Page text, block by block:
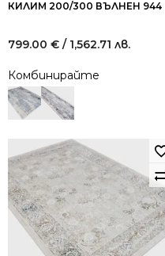
КИЛИМ 200/300 ВЪЛНЕН 944
799.00 € / 1,562.71 лв.
Комбинирайте